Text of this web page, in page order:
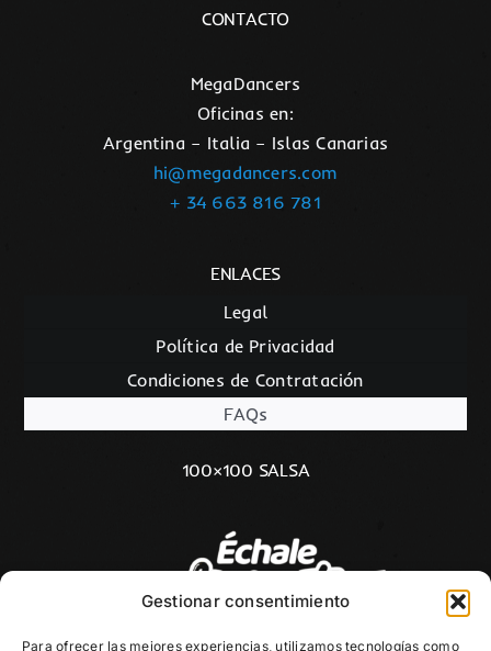
Gestionar consentimiento
Para ofrecer las mejores experiencias, utilizamos tecnologías como
CONTACTO
MegaDancers
Oficinas en:
Argentina – Italia – Islas Canarias
hi@megadancers.com
+ 34 663 816 781
ENLACES
Legal
Política de Privacidad
Condiciones de Contratación
FAQs
100×100 SALSA